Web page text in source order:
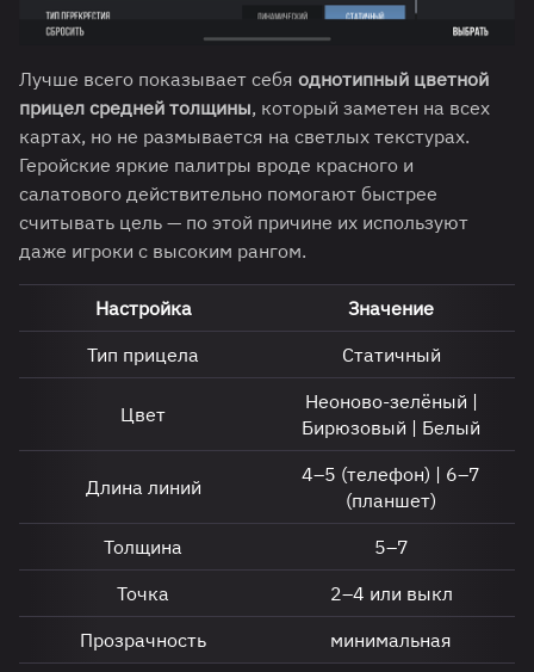
Лучше всего показывает себя однотипный цветной
прицел средней толщины, который заметен на всех
картах, но не размывается на светлых текстурах.
Геройские яркие палитры вроде красного и
салатового действительно помогают быстрее
считывать цель — по этой причине их используют
даже игроки с высоким рангом.
Настройка
Значение
Тип прицела
Статичный
Цвет
Неоново-зелёный |
Бирюзовый | Белый
Длина линий
4–5 (телефон) | 6–7
(планшет)
Толщина
5–7
Точка
2–4 или выкл
Прозрачность
минимальная